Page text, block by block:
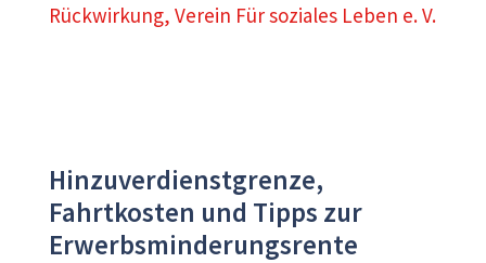
Rückwirkung, Verein Für soziales Leben e. V.
Hinzuverdienstgrenze,
Fahrtkosten und Tipps zur
Erwerbsminderungsrente